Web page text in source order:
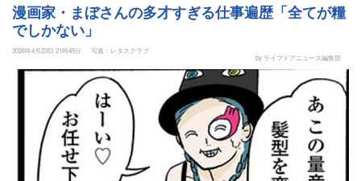
漫画家・まぼさんの多才すぎる仕事遍歴「全てが糧
でしかない」
2026年4月23日 21時45分
写真：レタスクラブ
by ライブドアニュース編集部